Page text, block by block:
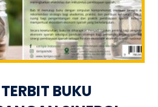
BUKU